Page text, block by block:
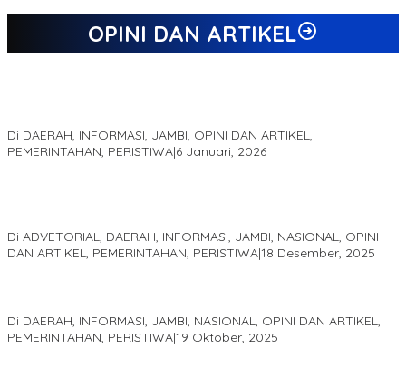
OPINI DAN ARTIKEL
Di DAERAH, INFORMASI, JAMBI, OPINI DAN ARTIKEL,
PEMERINTAHAN, PERISTIWA|6 Januari, 2026
Di ADVETORIAL, DAERAH, INFORMASI, JAMBI, NASIONAL, OPINI
DAN ARTIKEL, PEMERINTAHAN, PERISTIWA|18 Desember, 2025
Di DAERAH, INFORMASI, JAMBI, NASIONAL, OPINI DAN ARTIKEL,
PEMERINTAHAN, PERISTIWA|19 Oktober, 2025